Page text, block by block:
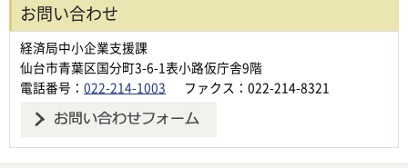
お問い合わせ
経済局中小企業支援課
仙台市青葉区国分町3-6-1表小路仮庁舎9階
電話番号： 022-214-1003 ファクス：022-214-8321